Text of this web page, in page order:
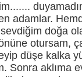
adamlar.
doğa
otursam,
düşe kalka
Sonra aklıma